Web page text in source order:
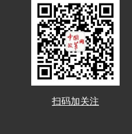
扫码加关注